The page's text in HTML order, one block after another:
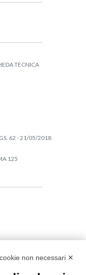
TECNICA
62 - 21/05/2018
125
non necessari ✕